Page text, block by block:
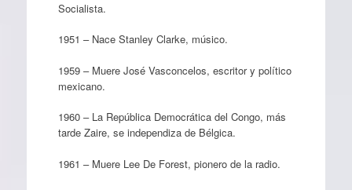
Socialista.
1951 – Nace Stanley Clarke, músico.
1959 – Muere José Vasconcelos, escritor y político
mexicano.
1960 – La República Democrática del Congo, más
tarde Zaire, se independiza de Bélgica.
1961 – Muere Lee De Forest, pionero de la radio.